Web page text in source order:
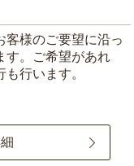
客様のご要望に沿っ
す。ご希望があれ
行います。